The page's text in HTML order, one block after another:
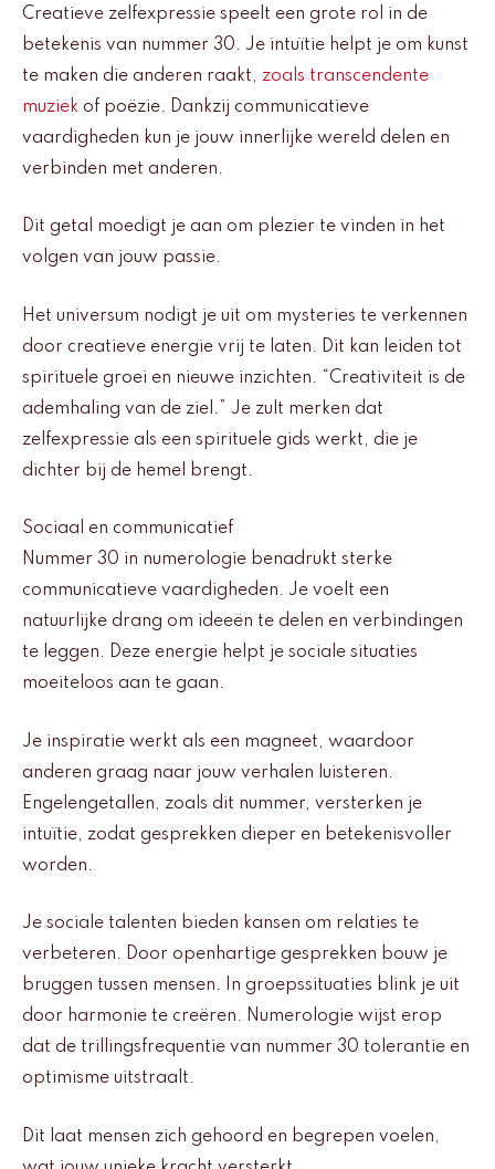
Creatieve zelfexpressie speelt een grote rol in de
betekenis van nummer 30. Je intuïtie helpt je om kunst
te maken die anderen raakt, zoals transcendente
muziek of poëzie. Dankzij communicatieve
vaardigheden kun je jouw innerlijke wereld delen en
verbinden met anderen.
Dit getal moedigt je aan om plezier te vinden in het
volgen van jouw passie.
Het universum nodigt je uit om mysteries te verkennen
door creatieve energie vrij te laten. Dit kan leiden tot
spirituele groei en nieuwe inzichten. “Creativiteit is de
ademhaling van de ziel.” Je zult merken dat
zelfexpressie als een spirituele gids werkt, die je
dichter bij de hemel brengt.
Sociaal en communicatief
Nummer 30 in numerologie benadrukt sterke
communicatieve vaardigheden. Je voelt een
natuurlijke drang om ideeën te delen en verbindingen
te leggen. Deze energie helpt je sociale situaties
moeiteloos aan te gaan.
Je inspiratie werkt als een magneet, waardoor
anderen graag naar jouw verhalen luisteren.
Engelengetallen, zoals dit nummer, versterken je
intuïtie, zodat gesprekken dieper en betekenisvoller
worden.
Je sociale talenten bieden kansen om relaties te
verbeteren. Door openhartige gesprekken bouw je
bruggen tussen mensen. In groepssituaties blink je uit
door harmonie te creëren. Numerologie wijst erop
dat de trillingsfrequentie van nummer 30 tolerantie en
optimisme uitstraalt.
Dit laat mensen zich gehoord en begrepen voelen,